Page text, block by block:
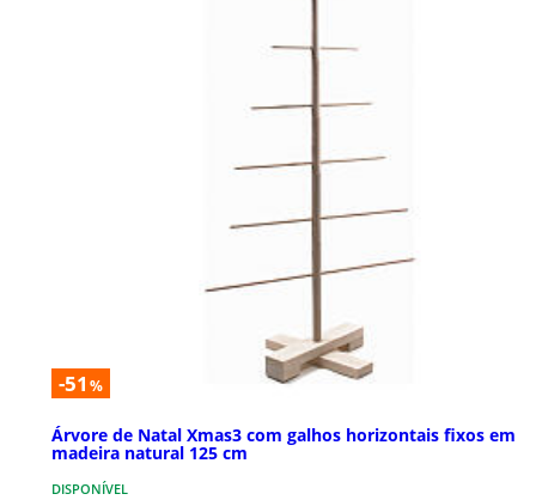
-51 %
Árvore de Natal Xmas3 com galhos horizontais fixos em
madeira natural 125 cm
DISPONÍVEL